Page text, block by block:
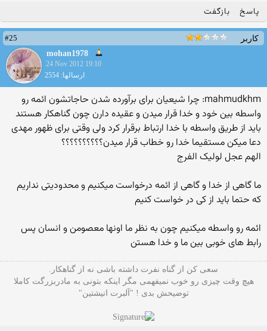
پاسخ بازگفت
کاربر
#25
mohan1978
24 Nov 2012 19:10
ارسالها: 2554
mahmudkhm: چرا شیعیان برای برآورده شدن حاجاتشون ائمه رو
واسطه بین خود و خدا قرار میدن و عقیده دارن چون گناهکار هستند
باید از طریق واسطه با خدا ارتباط برقرار کرد ولی وقتی برای ظهور مهدی
دعا میکن مستقیما خدا رو خطاب قرار میدن؟؟؟؟؟؟؟؟؟؟
الهم عجل لولیک الفرج
ما گاهی از خدا و گاهی از ائمه درخواست میکنیم و محدودیتی نداریم
که حتما باید از کی در خواست کنیم
ائمه رو واسطه میکنیم چون به نظر ما اونها معصومن و انسان پس
رابط های خوبی بین ما و خدا هستن
سعی کن از گناه نفرت داشته باشی نه از گناهکار.
هیچ وقت چیزی رو خوب نمیفهمی مگر اینکه بتونی به مادربزرگت کاملا
توضیحش بدی ! "آلبرت انیشتین"